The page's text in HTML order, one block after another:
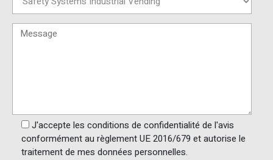
J'accepte les conditions de confidentialité de l'avis
conformément au règlement UE 2016/679 et autorise le
traitement de mes données personnelles.